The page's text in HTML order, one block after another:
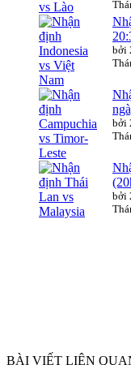
bởi
bởi
bởi
BÀI VIẾT LIÊN